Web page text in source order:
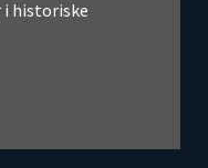
historiske